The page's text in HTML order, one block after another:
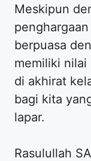
Meskipun
berpuasa
memiliki
di akhirat
bagi kita
lapar.
Rasulullah